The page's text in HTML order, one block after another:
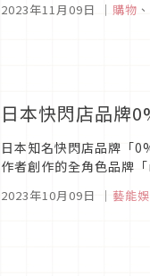
2023年11月09日 ｜ 購物 、
日本快閃店品牌
日本知名快閃店品牌「
作者創作的全角色品牌
2023年10月09日 ｜ 藝能